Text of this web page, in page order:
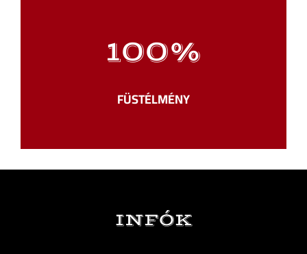
100%
FÜSTÉLMÉNY
INFÓK